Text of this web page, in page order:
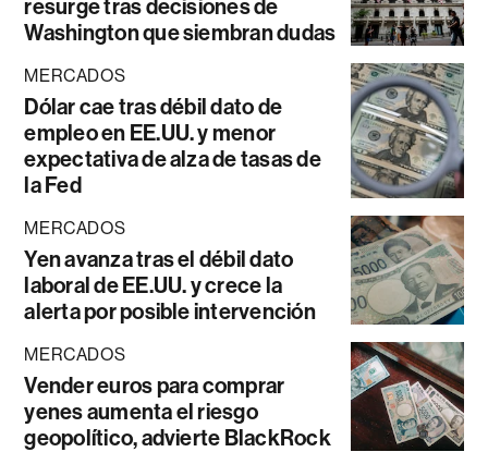
resurge tras decisiones de
Washington que siembran dudas
MERCADOS
Dólar cae tras débil dato de
empleo en EE.UU. y menor
expectativa de alza de tasas de
la Fed
MERCADOS
Yen avanza tras el débil dato
laboral de EE.UU. y crece la
alerta por posible intervención
MERCADOS
Vender euros para comprar
yenes aumenta el riesgo
geopolítico, advierte BlackRock